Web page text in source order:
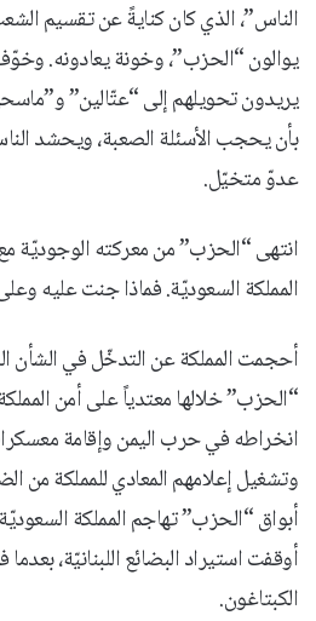
الناس”، الذي كان كنايةً عن تقسيم
يوالون “الحزب”، وخونة يعادونه.
يريدون تحويلهم إلى “عتّالين”
بأن يحجب الأسئلة الصعبة، ويحشد
عدوّ متخيّل.
انتهى “الحزب” من معركته الوجوديّة مع
المملكة السعوديّة. فماذا جنت عليه
أحجمت المملكة عن التدخّل في الشأن
“الحزب” خلالها معتدياً على أمن
انخراطه في حرب اليمن وإقامة
وتشغيل إعلامهم المعادي للمملكة من
أبواق “الحزب” تهاجم المملكة
أوقفت استيراد البضائع اللبنانيّة،
الكبتاغون.